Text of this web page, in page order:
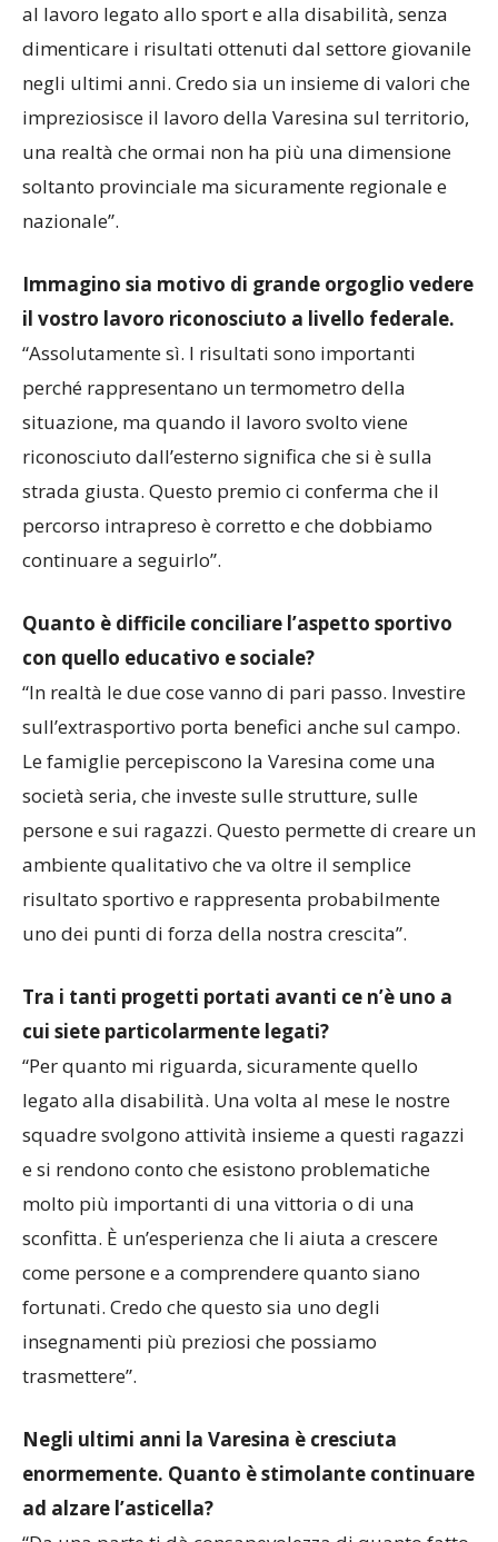
al lavoro legato allo sport e alla disabilità, senza
dimenticare i risultati ottenuti dal settore giovanile
negli ultimi anni. Credo sia un insieme di valori che
impreziosisce il lavoro della Varesina sul territorio,
una realtà che ormai non ha più una dimensione
soltanto provinciale ma sicuramente regionale e
nazionale”.
Immagino sia motivo di grande orgoglio vedere
il vostro lavoro riconosciuto a livello federale.
“Assolutamente sì. I risultati sono importanti
perché rappresentano un termometro della
situazione, ma quando il lavoro svolto viene
riconosciuto dall’esterno significa che si è sulla
strada giusta. Questo premio ci conferma che il
percorso intrapreso è corretto e che dobbiamo
continuare a seguirlo”.
Quanto è difficile conciliare l’aspetto sportivo
con quello educativo e sociale?
“In realtà le due cose vanno di pari passo. Investire
sull’extrasportivo porta benefici anche sul campo.
Le famiglie percepiscono la Varesina come una
società seria, che investe sulle strutture, sulle
persone e sui ragazzi. Questo permette di creare un
ambiente qualitativo che va oltre il semplice
risultato sportivo e rappresenta probabilmente
uno dei punti di forza della nostra crescita”.
Tra i tanti progetti portati avanti ce n’è uno a
cui siete particolarmente legati?
“Per quanto mi riguarda, sicuramente quello
legato alla disabilità. Una volta al mese le nostre
squadre svolgono attività insieme a questi ragazzi
e si rendono conto che esistono problematiche
molto più importanti di una vittoria o di una
sconfitta. È un’esperienza che li aiuta a crescere
come persone e a comprendere quanto siano
fortunati. Credo che questo sia uno degli
insegnamenti più preziosi che possiamo
trasmettere”.
Negli ultimi anni la Varesina è cresciuta
enormemente. Quanto è stimolante continuare
ad alzare l’asticella?